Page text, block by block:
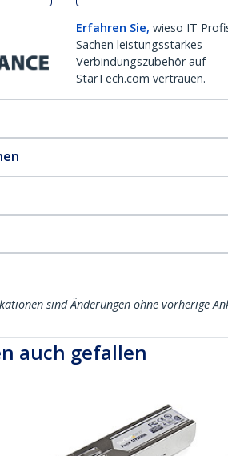
Erfahren Sie, wieso IT
Sachen leistungsstarkes
Verbindungszubehör auf
StarTech.com vertrauen.
sind Änderungen ohne vorherige
auch gefallen